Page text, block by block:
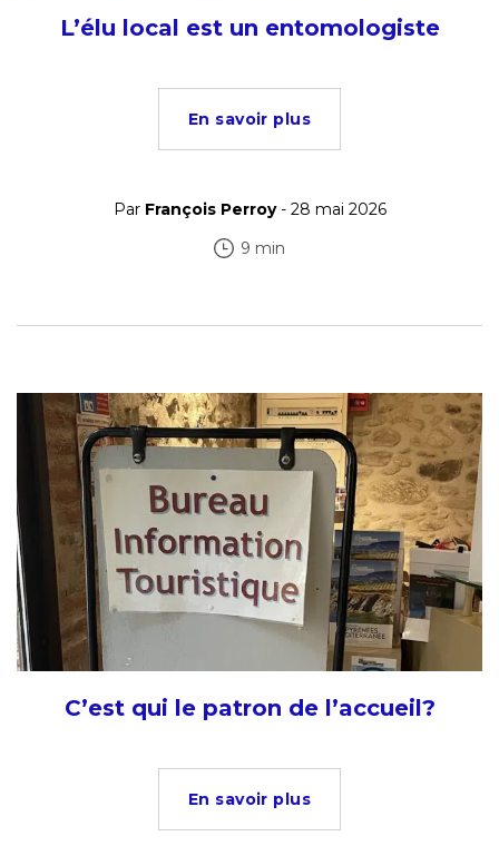
L’élu local est un entomologiste
En savoir plus
Par François Perroy- 28 mai 2026
9 min
C’est qui le patron de l’accueil?
En savoir plus